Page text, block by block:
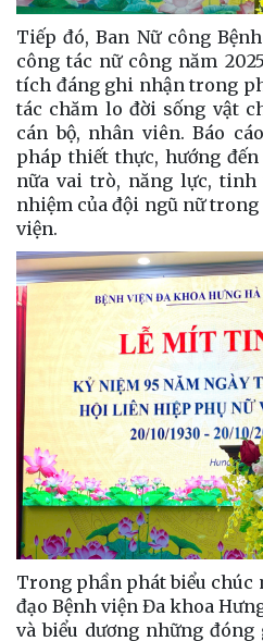
Tiếp đó, Ban Nữ công
công tác nữ công năm
tích đáng ghi nhận trong
tác chăm lo đời sống vật
cán bộ, nhân viên. Báo
pháp thiết thực, hướng
nữa vai trò, năng lực,
nhiệm của đội ngũ nữ
viện.
Trong phần phát biểu chúc
đạo Bệnh viện Đa khoa
và biểu dương những